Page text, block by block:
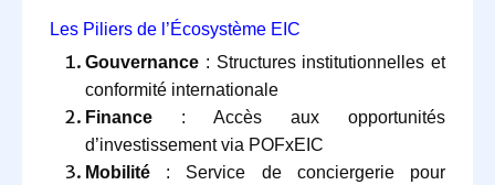
Les Piliers de l’Écosystème EIC
Gouvernance : Structures institutionnelles et
conformité internationale
Finance : Accès aux opportunités
d’investissement via POFxEIC
Mobilité : Service de conciergerie pour